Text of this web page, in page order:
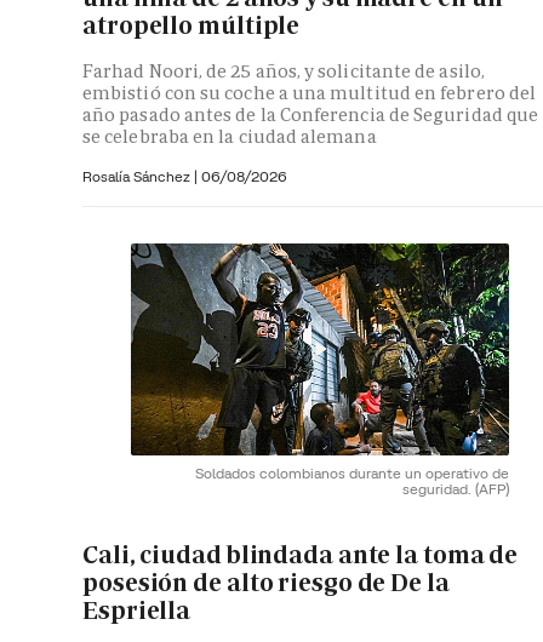
atropello múltiple
Farhad Noori, de 25 años, y solicitante de asilo,
embistió con su coche a una multitud en febrero del
año pasado antes de la Conferencia de Seguridad que
se celebraba en la ciudad alemana
Rosalía Sánchez | 06/08/2026
Soldados colombianos durante un operativo de
seguridad. (AFP)
Cali, ciudad blindada ante la toma de
posesión de alto riesgo de De la
Espriella